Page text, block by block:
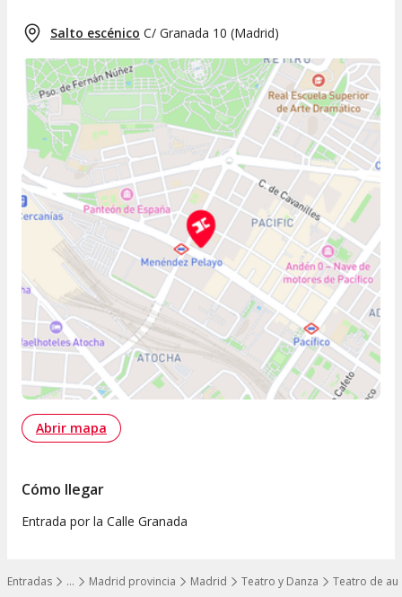
…
Mostrar todos los niveles
Entradas Madrid provincia Madrid Teatro y Danza Teatro de
Salto escénico C/ Granada 10 (Madrid)
Abrir mapa
Cómo llegar
Entrada por la Calle Granada